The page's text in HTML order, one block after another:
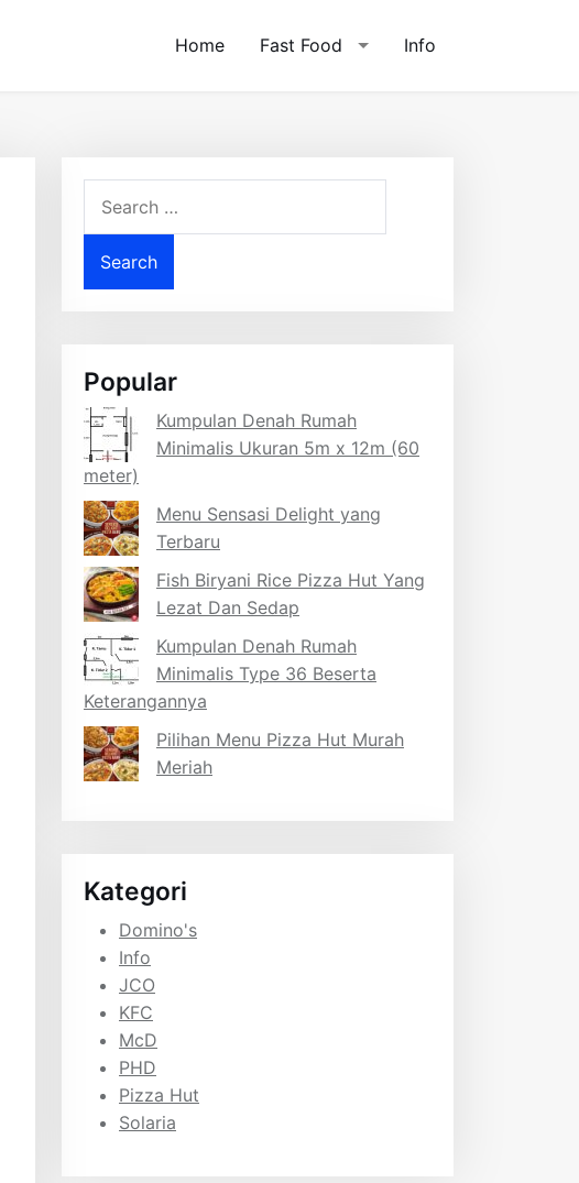
Home Fast Food Info
for:
Popular
Kumpulan Denah Rumah
Minimalis Ukuran 5m x 12m (60
meter)
Menu Sensasi Delight yang
Terbaru
Fish Biryani Rice Pizza Hut Yang
Lezat Dan Sedap
Kumpulan Denah Rumah
Minimalis Type 36 Beserta
Keterangannya
Pilihan Menu Pizza Hut Murah
Meriah
Kategori
Domino's
Info
JCO
KFC
McD
PHD
Pizza Hut
Solaria